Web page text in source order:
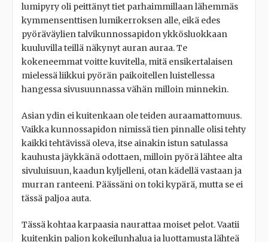
lumipyry oli peittänyt tiet parhaimmillaan lähemmäs
kymmensenttisen lumikerroksen alle, eikä edes
pyöräväylien talvikunnossapidon ykkösluokkaan
kuuluvilla teillä näkynyt auran auraa. Te
kokeneemmat voitte kuvitella, mitä ensikertalaisen
mielessä liikkui pyörän paikoitellen luistellessa
hangessa sivusuunnassa vähän milloin minnekin.
Asian ydin ei kuitenkaan ole teiden auraamattomuus.
Vaikka kunnossapidon nimissä tien pinnalle olisi tehty
kaikki tehtävissä oleva, itse ainakin istun satulassa
kauhusta jäykkänä odottaen, milloin pyörä lähtee alta
sivuluisuun, kaadun kyljelleni, otan kädellä vastaan ja
murran ranteeni. Päässäni on toki kypärä, mutta se ei
tässä paljoa auta.
Tässä kohtaa karpaasia naurattaa moiset pelot. Vaatii
kuitenkin paljon kokeilunhalua ja luottamusta lähteä